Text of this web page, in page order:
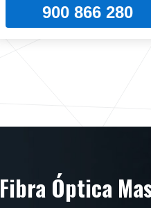
900 866 280
Fibra Óptica